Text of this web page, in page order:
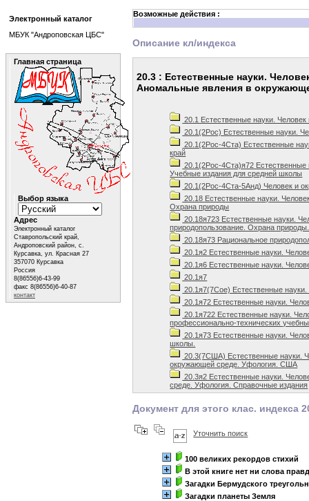
Возможные действия :
Описание кл/индекса
20.3 : Естественные науки.
Аномальные явления в
20.1 Естественные науки.
20.1(2Рос) Естественные науки.
20.1(2Рос-4Ста) Естественные
край
20.1(2Рос-4Ста)я72 Естественные
Учебные издания для средней школы
20.1(2Рос-4Ста-5Анд) Человек и
20.18 Естественные науки.
Охрана природы
20.18я723 Естественные науки.
природопользование. Охрана
20.18я73 Рациональное
20.1я2 Естественные науки.
20.1я6 Естественные науки.
20.1я7
20.1я7(7Сое) Естественные
20.1я72 Естественные науки.
20.1я722 Естественные науки.
профессионально-технических
20.1я73 Естественные науки.
школы.
20.3(7США) Естественные науки.
окружающей среде. Уфология. США
20.3я2 Естественные науки.
среде. Уфология. Справочные издания
Документ для этого клас. индекса
Уточнить поиск
100 великих рекордов стихий
В этой книге нет ни слова
Загадки Бермудского
Загадки планеты Земля
Электронный каталог
МБУК "Андроповская ЦБС"
Главная страница
Выбор языка
Адрес
Электронный каталог
Ставропольский край,
Андроповский район, с.
Курсавка, ул. Красная 27
357070 Курсавка
Россия
8(86556)6-43-99
факс 8(86556)6-40-87
контакт